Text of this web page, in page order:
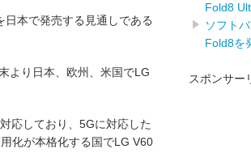
本で発売する見通しである
より日本、欧州、米国でLG
応しており、5Gに対応した
化が本格化する国でLG V60
Fold8
ソフト
Fold8を
スポンサー